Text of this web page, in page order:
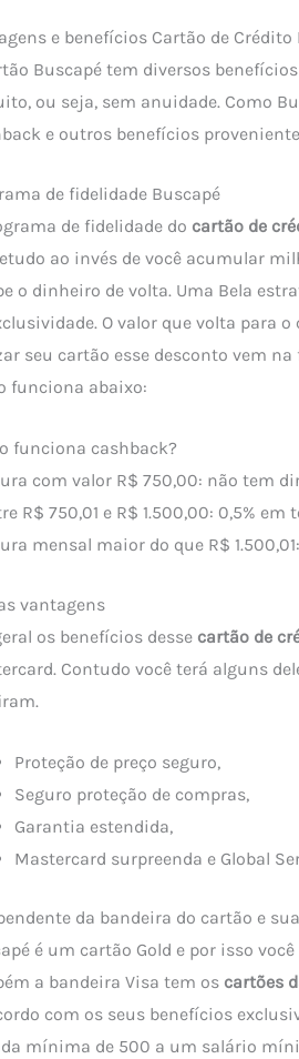
e benefícios Cartão de Crédito
Buscapé tem diversos
ou seja, sem anuidade. Como
e outros benefícios
de fidelidade Buscapé
de fidelidade do cartão de
ao invés de você acumular
o dinheiro de volta. Uma Bela
O valor que volta para
seu cartão esse desconto vem na
funciona abaixo:
funciona cashback?
com valor R$ 750,00: não tem
R$ 750,01 e R$ 1.500,00: 0,5%
mensal maior do que R$
vantagens
os benefícios desse cartão de
Contudo você terá alguns
Proteção de preço seguro,
Seguro proteção de compras,
Garantia estendida,
Mastercard surpreenda e Global
da bandeira do cartão e
é um cartão Gold e por isso
a bandeira Visa tem os cartões
com os seus benefícios
mínima de 500 a um salário